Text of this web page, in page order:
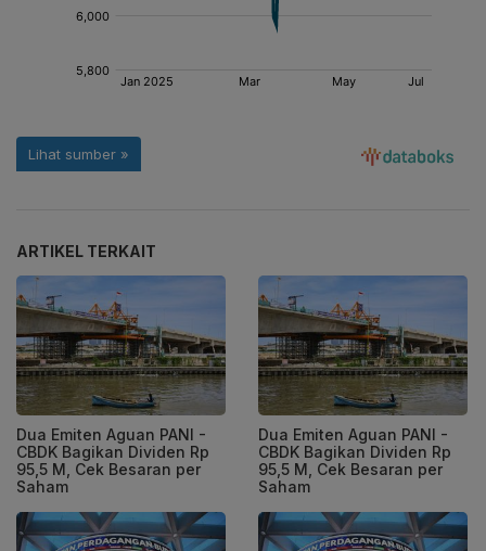
ARTIKEL TERKAIT
Dua Emiten Aguan PANI -
CBDK Bagikan Dividen Rp
95,5 M, Cek Besaran per
Saham
Dua Emiten Aguan PANI -
CBDK Bagikan Dividen Rp
95,5 M, Cek Besaran per
Saham